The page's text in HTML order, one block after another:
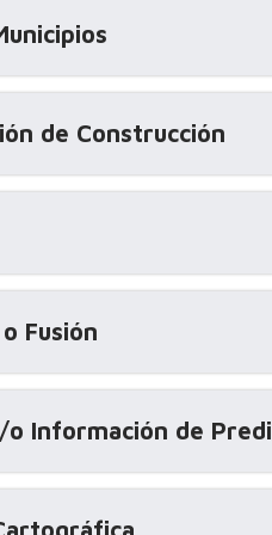
de Construcción
Fusión
o Información de